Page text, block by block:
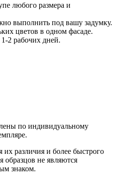
любого размера и
выполнить под вашу задумку.
цветов в одном фасаде.
1-2 рабочих дней.
по индивидуальному
различия и более быстрого
образцов не являются
знаком.